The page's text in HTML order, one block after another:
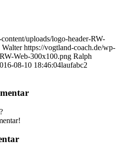
uploads/logo-header-RW-
Walter https://vogtland-coach.de/wp-
Web-300x100.png Ralph
08-10 18:46:04laufabc2